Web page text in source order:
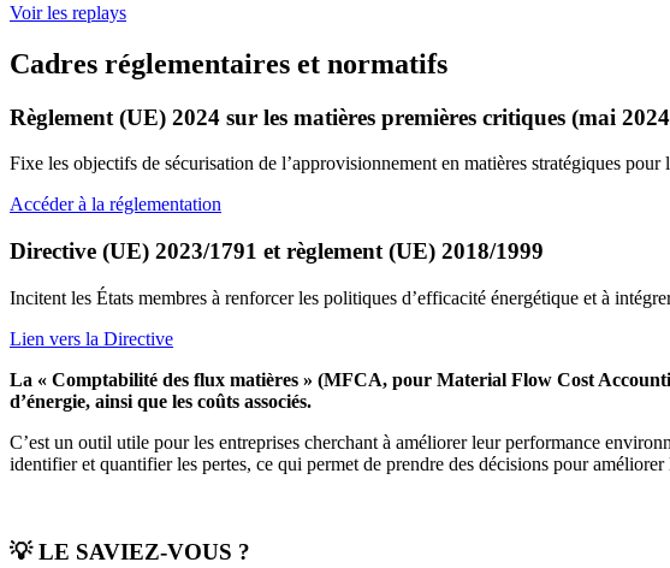
Voir les replays
Cadres réglementaires et normatifs
Règlement (UE) 2024 sur les matières premières critiques (mai
Fixe les objectifs de sécurisation de l’approvisionnement en matières stratégiques
Accéder à la réglementation
Directive (UE) 2023/1791 et règlement (UE) 2018/1999
Incitent les États membres à renforcer les politiques d’efficacité énergétique et à
Lien vers la Directive
La « Comptabilité des flux matières » (MFCA, pour Material Flow Cost
d’énergie, ainsi que les coûts associés.
C’est un outil utile pour les entreprises cherchant à améliorer leur performance
identifier et quantifier les pertes, ce qui permet de prendre des décisions pour
💡 LE SAVIEZ-VOUS ?